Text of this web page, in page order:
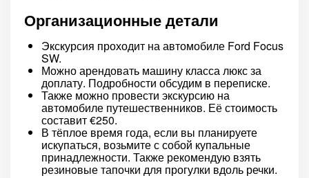
Организационные детали
Экскурсия проходит на автомобиле Ford Focus
SW.
Можно арендовать машину класса люкс за
доплату. Подробности обсудим в переписке.
Также можно провести экскурсию на
автомобиле путешественников. Её стоимость
составит €250.
В тёплое время года, если вы планируете
искупаться, возьмите с собой купальные
принадлежности. Также рекомендую взять
резиновые тапочки для прогулки вдоль речки.